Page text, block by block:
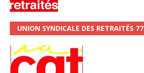
UNION SYNDICALE DES RETRAITÉS 77